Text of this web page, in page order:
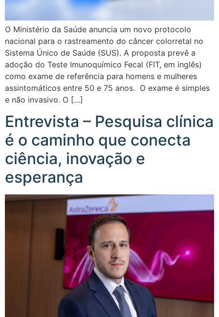
O Ministério da Saúde anuncia um novo protocolo
nacional para o rastreamento do câncer colorretal no
Sistema Único de Saúde (SUS). A proposta prevê a
adoção do Teste Imunoquímico Fecal (FIT, em inglês)
como exame de referência para homens e mulheres
assintomáticos entre 50 e 75 anos. O exame é simples
e não invasivo. O […]
Entrevista – Pesquisa clínica
é o caminho que conecta
ciência, inovação e
esperança